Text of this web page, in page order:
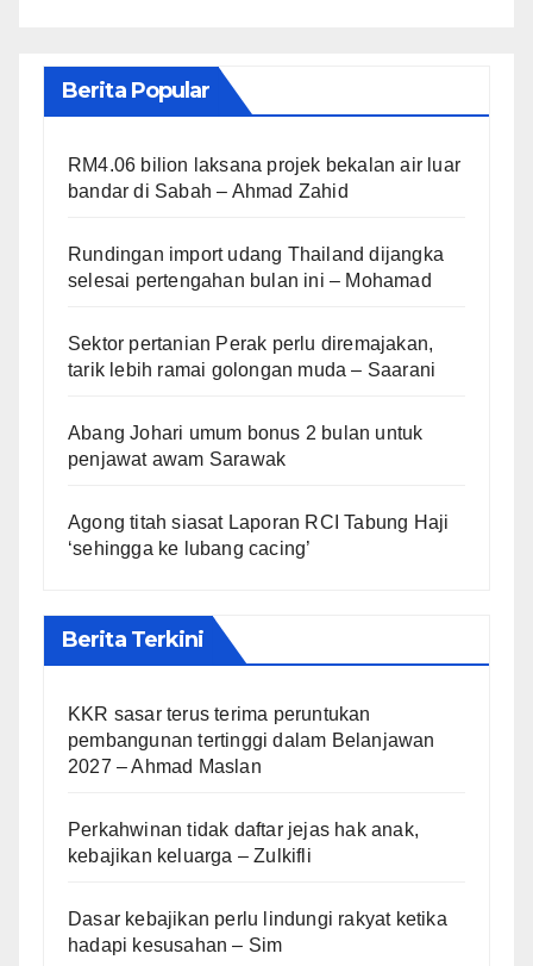
Berita Popular
RM4.06 bilion laksana projek bekalan air luar
bandar di Sabah – Ahmad Zahid
Rundingan import udang Thailand dijangka
selesai pertengahan bulan ini – Mohamad
Sektor pertanian Perak perlu diremajakan,
tarik lebih ramai golongan muda – Saarani
Abang Johari umum bonus 2 bulan untuk
penjawat awam Sarawak
Agong titah siasat Laporan RCI Tabung Haji
‘sehingga ke lubang cacing’
Berita Terkini
KKR sasar terus terima peruntukan
pembangunan tertinggi dalam Belanjawan
2027 – Ahmad Maslan
Perkahwinan tidak daftar jejas hak anak,
kebajikan keluarga – Zulkifli
Dasar kebajikan perlu lindungi rakyat ketika
hadapi kesusahan – Sim